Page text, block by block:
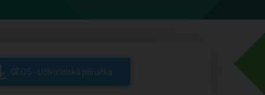
GEO5 - Uživatelská příručka